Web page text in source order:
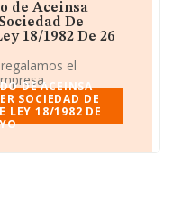
de Aceinsa
De
18/1982 De 26
el
DE ACEINSA
SOCIEDAD DE
LEY 18/1982 DE